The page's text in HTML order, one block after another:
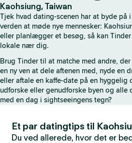
a
r
t
d
e
Kaohsiung, Taiwan
Tjek hvad dating-scenen har at byde på
verden at møde nye mennesker:
eller planlægger et besøg, så kan
lokale nær dig.
Brug Tinder til at matche med andre,
en ny ven at dele aftenen med, nyde en
eller aftale en kaffe-date på en hyggelig
udforske eller genudforske byen og alle
med en dag i sightseeingens tegn?
Et par datingtips til
Du ved allerede, hvor det er